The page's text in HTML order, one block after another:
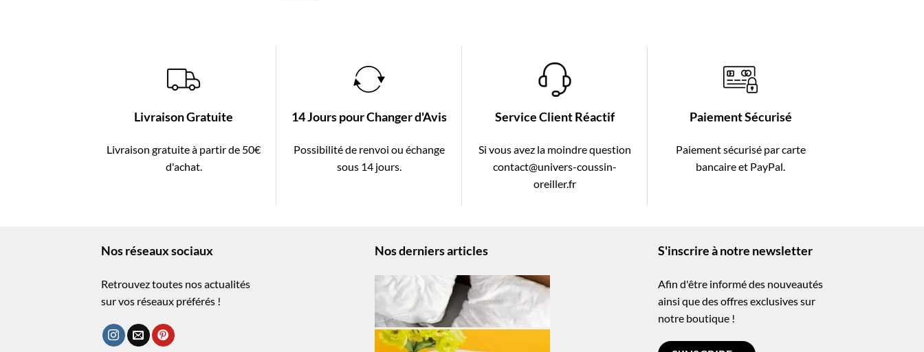
Livraison Gratuite
Livraison gratuite à partir de 50€
d'achat.
14 Jours pour Changer d'Avis
Possibilité de renvoi ou échange
sous 14 jours.
Service Client Réactif
Si vous avez la moindre question
contact@univers-coussin-
oreiller.fr
Paiement Sécurisé
Paiement sécurisé par carte
bancaire et PayPal.
Nos réseaux sociaux
Retrouvez toutes nos actualités
sur vos réseaux préférés !
Nos derniers articles S'inscrire à notre newsletter
Afin d'être informé des nouveautés
ainsi que des offres exclusives sur
notre boutique !